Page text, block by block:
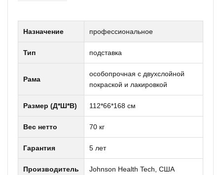
Назначение профессиональное
Тип подставка
Рама
особопрочная с двухслойной
покраской и лакировкой
Размер (Д*Ш*В) 112*66*168 см
Вес нетто 70 кг
Гарантия 5 лет
Производитель Johnson Health Tech, США